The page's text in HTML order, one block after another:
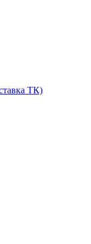
ТК)